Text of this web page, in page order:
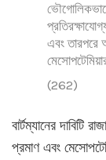
এবং
(262)
বার্টম্যানের দাবিটি
প্রমাণ এবং